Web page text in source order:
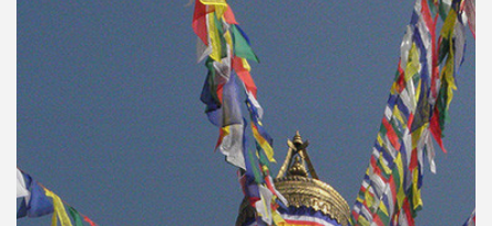
เพล
ย์
ลิ
สต์
ของ
คุณ